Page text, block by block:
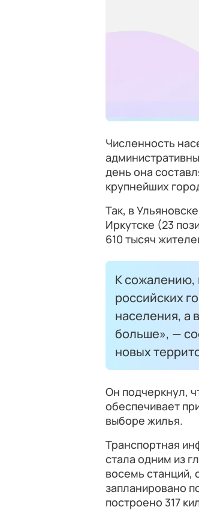
Численность
день она
крупнейших
Так, в
Иркутске (23
610 тысяч
К сожалению,
российских
населения, а
больше», —
новых
Он подчеркнул,
обеспечивает
выборе жилья.
Транспортная
стала одним из
восемь станций,
запланировано
построено 317